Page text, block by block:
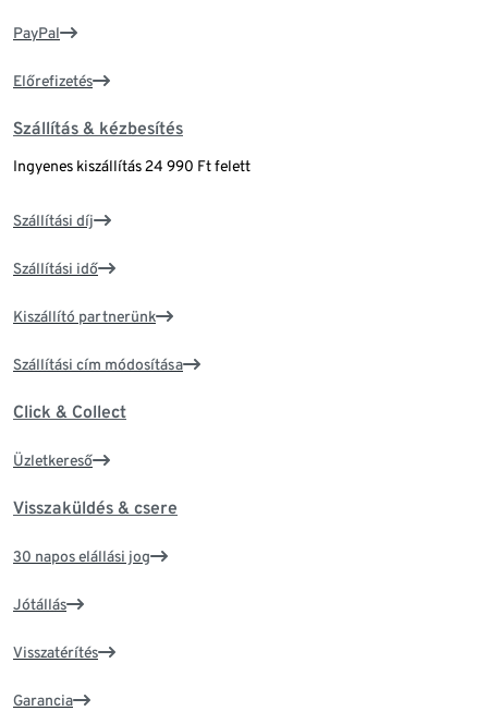
PayPal
Előrefizetés
Szállítás & kézbesítés
Ingyenes kiszállítás 24 990 Ft felett
Szállítási díj
Szállítási idő
Kiszállító partnerünk
Szállítási cím módosítása
Click & Collect
Üzletkereső
Visszaküldés & csere
30 napos elállási jog
Jótállás
Visszatérítés
Garancia